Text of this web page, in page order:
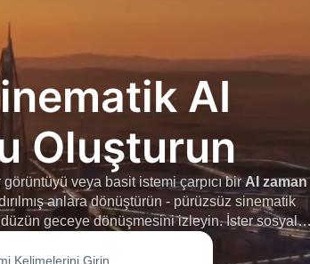
AI
Oluşturun
görüntüyü veya basit istemi çarpıcı birAI zaman
anlara dönüştürün - pürüzsüz sinematik
geceye dönüşmesini izleyin. İster sosyal
isteyin, Dreamina
zahmetsiz hale getirir.